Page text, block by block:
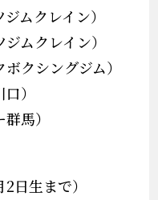
ムクレイン）
ムクレイン）
クシングジム）
）
馬）
日生まで）